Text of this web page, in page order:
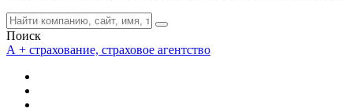
Поиск
А + страхование, страховое агентство